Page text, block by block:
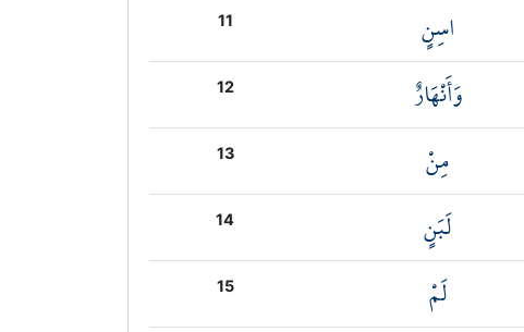
11 اسِنٍ
12 وَأَنْهَارٌ
13 مِنْ
14 لَبَنٍ
15 لَمْ